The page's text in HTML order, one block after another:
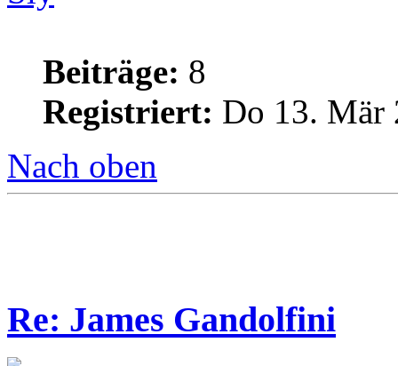
Beiträge: 8
Registriert: Do 13. Mär
Nach oben
Re: James Gandolfini